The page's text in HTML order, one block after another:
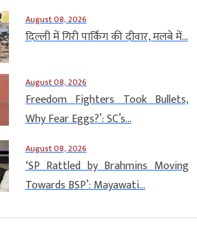
August 08, 2026
दिल्ली में गिरी पार्किंग की दीवार, मलबे में...
August 08, 2026
Freedom Fighters Took Bullets,
Why Fear Eggs?’: SC’s...
August 08, 2026
‘SP Rattled by Brahmins Moving
Towards BSP’: Mayawati...